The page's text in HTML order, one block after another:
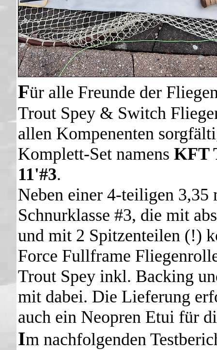
Für alle Freunde der
Trout Spey & Switch
allen Kompenenten
Komplett-Set namens KFT
11'#3.
Neben einer 4-teiligen
Schnurklasse #3, die mit
und mit 2 Spitzenteilen (!)
Force Fullframe
Trout Spey inkl. Backing
mit dabei. Die Lieferung
auch ein Neopren Etui für
Im nachfolgenden